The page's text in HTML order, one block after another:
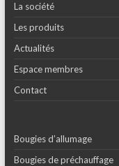
La société
Les produits
Actualités
Espace membres
Contact
Bougies d’allumage
Bougies de préchauffage